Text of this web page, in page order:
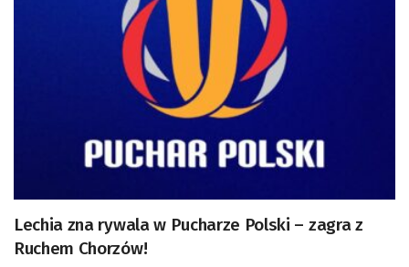
Lechia zna rywala w Pucharze Polski – zagra z
Ruchem Chorzów!